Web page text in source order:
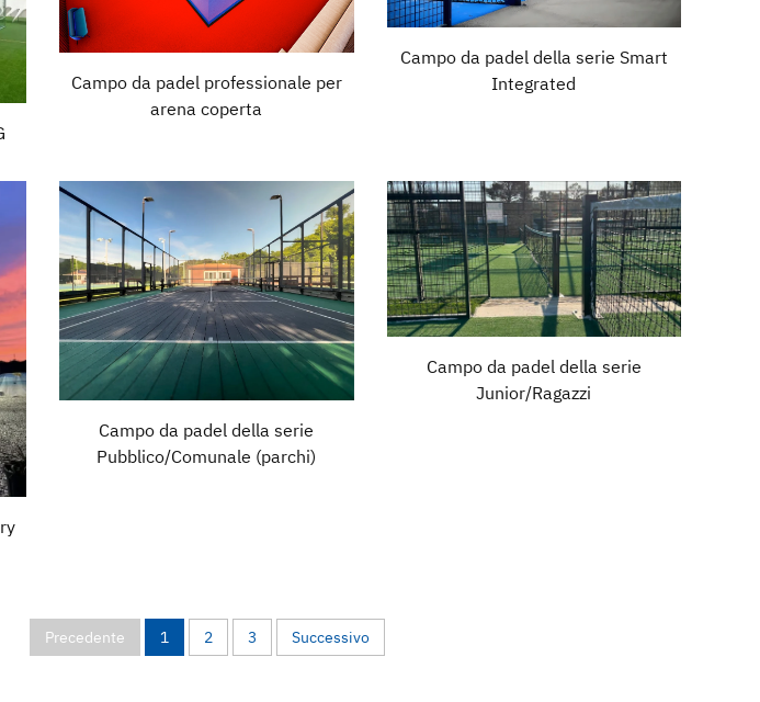
Campo da padel professionale per
arena coperta
Campo da padel della serie Smart
Integrated
Campo da padel della serie
Pubblico/Comunale (parchi)
Campo da padel della serie
Junior/Ragazzi
Precedente 1 2 3 Successivo